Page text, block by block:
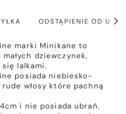
ODSTĄPIENIE OD
marki Minikane to
dziewczynek,
lalkami.
posiada niebiesko-
włosy które pachną
i nie posiada ubrań.